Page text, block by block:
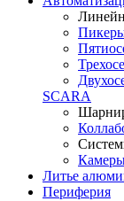
SCARA
Литье
Периферия